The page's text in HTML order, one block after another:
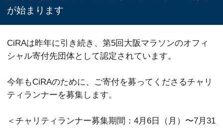
が始まります
CiRAは昨年に引き続き、第5回大阪マラソンのオフィ
シャル寄付先団体として認定されています。
今年もCiRAのために、ご寄付を募ってくださるチャリ
ティランナーを募集します。
＜チャリティランナー募集期間：4月6日（月）〜7月31